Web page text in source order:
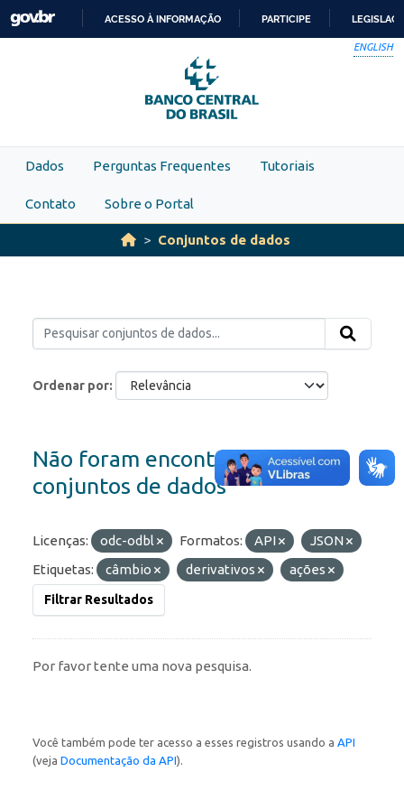
Skip to main content
PARA
O
CONTEÚDO
ACESSO À INFORMAÇÃO PARTICIPE
ENGLISH
Dados Perguntas Frequentes Tutoriais
Contato Sobre o Portal
Conjuntos de dados
Ordenar por
Não foram encontrados
conjuntos de dados
Licenças: odc-odbl Formatos: API
JSON
Etiquetas:
câmbio derivativos ações
Filtrar Resultados
Por favor tente uma nova pesquisa.
Você também pode ter acesso a esses registros usando a API
(veja Documentação da API).